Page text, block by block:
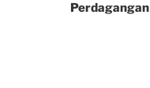
Perdagangan